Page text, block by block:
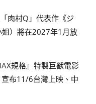
肉村Q」代表作《ジ
姐）將在2027年1月放
規格』特製巨獸電影
宣布11/6台灣上映、中